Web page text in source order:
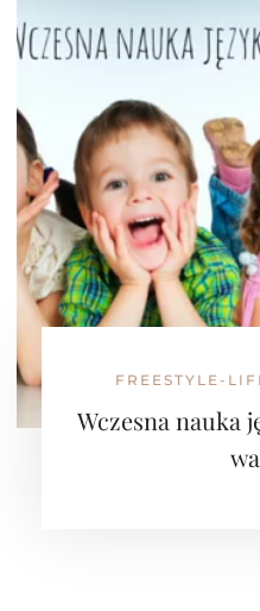
FREESTYLE-
Wczesna nauka